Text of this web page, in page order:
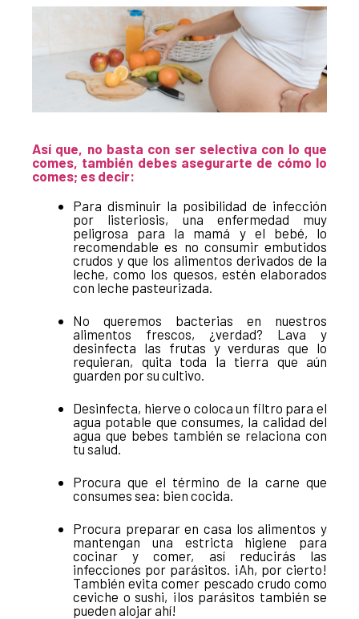
Así que, no basta con ser selectiva con lo que
comes, también debes asegurarte de cómo lo
comes; es decir:
Para disminuir la posibilidad de infección
por listeriosis, una enfermedad muy
peligrosa para la mamá y el bebé, lo
recomendable es no consumir embutidos
crudos y que los alimentos derivados de la
leche, como los quesos, estén elaborados
con leche pasteurizada.
No queremos bacterias en nuestros
alimentos frescos, ¿verdad? Lava y
desinfecta las frutas y verduras que lo
requieran, quita toda la tierra que aún
guarden por su cultivo.
Desinfecta, hierve o coloca un filtro para el
agua potable que consumes, la calidad del
agua que bebes también se relaciona con
tu salud.
Procura que el término de la carne que
consumes sea: bien cocida.
Procura preparar en casa los alimentos y
mantengan una estricta higiene para
cocinar y comer, así reducirás las
infecciones por parásitos. ¡Ah, por cierto!
También evita comer pescado crudo como
ceviche o sushi, ¡los parásitos también se
pueden alojar ahí!